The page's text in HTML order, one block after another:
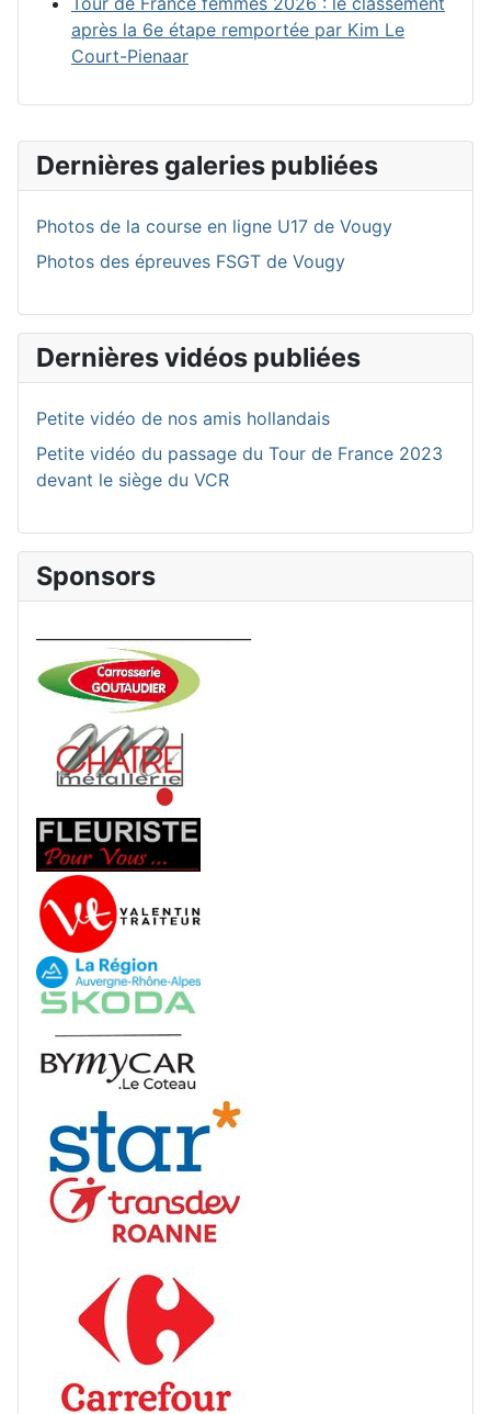
Dernières galeries publiées
Photos de la course en ligne U17 de Vougy
Photos des épreuves FSGT de Vougy
Dernières vidéos publiées
Petite vidéo de nos amis hollandais
Petite vidéo du passage du Tour de France 2023
devant le siège du VCR
Sponsors
après la 6e étape remportée par Kim Le
Court-Pienaar